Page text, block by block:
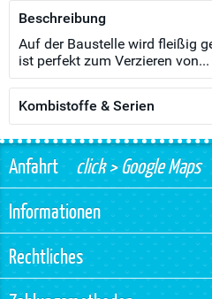
Beschreibung
Auf der Baustelle wird fleißig
ist perfekt zum Verzieren von...
Kombistoffe & Serien
Anfahrtclick > Google Maps
Informationen
Rechtliches